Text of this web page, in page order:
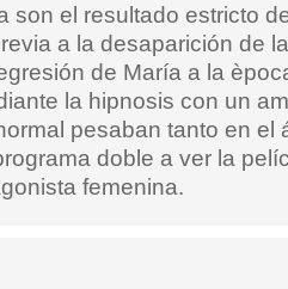
son el resultado estricto
a la desaparición de
de María a la
la hipnosis con un
pesaban tanto en el
doble a ver la
femenina.